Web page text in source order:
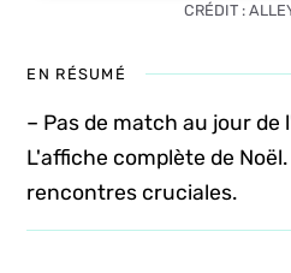
CRÉDIT :
EN RÉSUMÉ
– Pas de match au jour
L'affiche complète de
rencontres cruciales.